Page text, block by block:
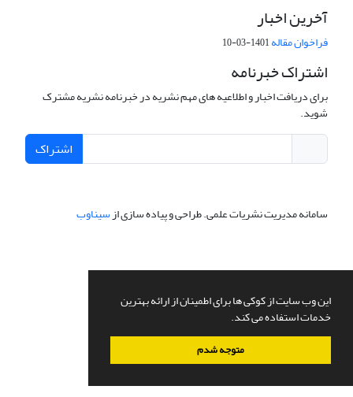
این وب سایت از کوکی ها برای اطمینان از ارائه بهترین
خدمات استفاده می کند.
متوجه شدم
آخرین اخبار
فراخوان مقاله1401-03-10
اشتراک خبرنامه
برای دریافت اخبار و اطلاعیه های مهم نشریه در خبرنامه نشریه مشترک
شوید.
اشتراک
سامانه مدیریت نشریات علمی.طراحی و پیاده سازی ازسیناوب